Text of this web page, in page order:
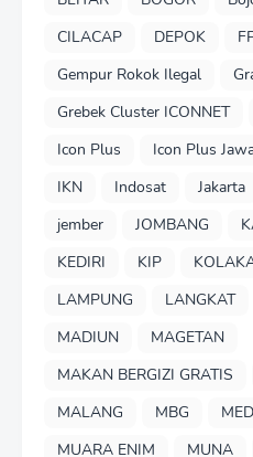
CILACAP
DEPOK
Gempur Rokok Ilegal
Grebek Cluster ICONNET
Icon Plus
Icon Plus
IKN
Indosat Jakarta
jember
JOMBANG
KEDIRI
KIP
LAMPUNG
LANGKAT
MADIUN
MAGETAN
MAKAN BERGIZI GRATIS
MALANG
MBG
MUARA ENIM
MUNA